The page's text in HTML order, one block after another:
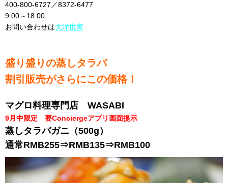
400-800-6727／8372-6477
9:00～18:00
お問い合わせは大洋世家
盛り盛りの蒸しタラバ
割引販売がさらにこの価格！
マグロ料理専門店 WASABI
9月中限定 要Conciergeアプリ画面提示
蒸しタラバガニ（500g）
通常RMB255⇒RMB135⇒RMB100